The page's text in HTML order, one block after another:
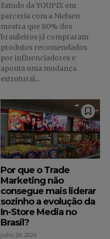
Estudo da YOUPIX em
parceria com a Nielsen
mostra que 80% dos
brasileiros já compraram
produtos recomendados
por influenciadores e
aponta uma mudança
estrutural...
Por que o Trade
Marketing não
consegue mais liderar
sozinho a evolução da
In-Store Media no
Brasil?
julho 29, 2026